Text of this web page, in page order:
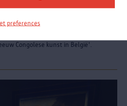
preferences
x Congo
Congolese kunst in België'.